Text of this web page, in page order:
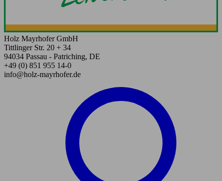
Holz Mayrhofer GmbH
Tittlinger Str. 20 + 34
94034 Passau - Patriching, DE
+49 (0) 851 955 14-0
info@holz-mayrhofer.de